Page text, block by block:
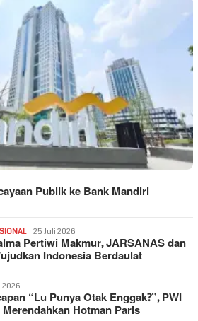
Publik ke Bank Mandiri
25 Juli 2026
Pertiwi Makmur, JARSANAS dan
Indonesia Berdaulat
2026
“Lu Punya Otak Enggak?”, PWI
Hotman Paris